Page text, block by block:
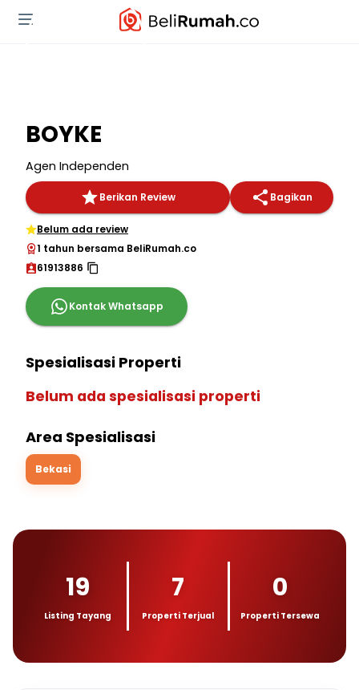
BOYKE
Agen Independen
Berikan Review Bagikan
Belum ada review
1 tahun bersama BeliRumah.co
61913886
Kontak Whatsapp
Spesialisasi Properti
Belum ada spesialisasi properti
Area Spesialisasi
Bekasi
19
Listing Tayang
7
Properti Terjual
0
Properti Tersewa